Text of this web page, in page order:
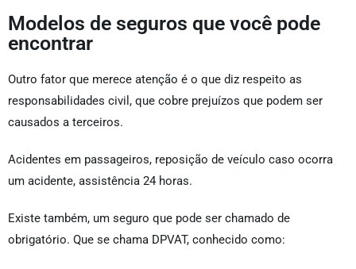
Modelos de seguros que você pode
encontrar
Outro fator que merece atenção é o que diz respeito as
responsabilidades civil, que cobre prejuízos que podem ser
causados a terceiros.
Acidentes em passageiros, reposição de veículo caso ocorra
um acidente, assistência 24 horas.
Existe também, um seguro que pode ser chamado de
obrigatório. Que se chama DPVAT, conhecido como: